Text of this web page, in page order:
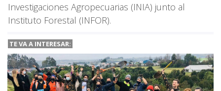
Investigaciones Agropecuarias (INIA) junto al
Instituto Forestal (INFOR).
TE VA A INTERESAR: